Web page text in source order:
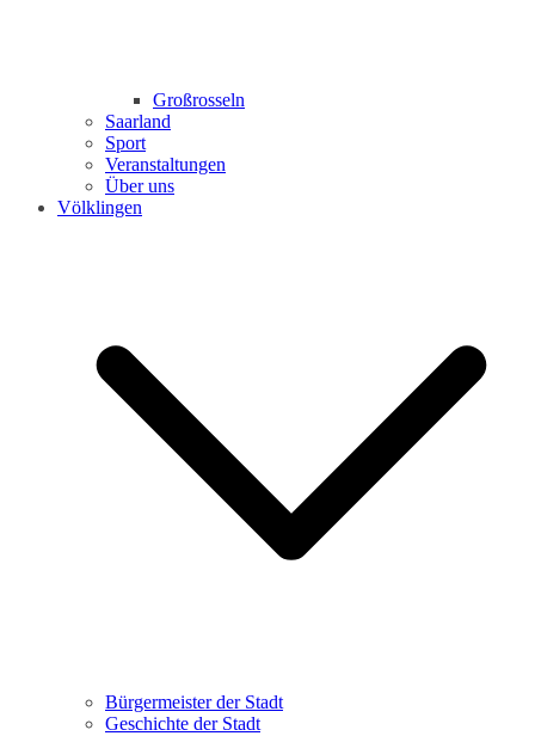
Großrosseln
Saarland
Sport
Veranstaltungen
Über uns
Völklingen
Bürgermeister der Stadt
Geschichte der Stadt